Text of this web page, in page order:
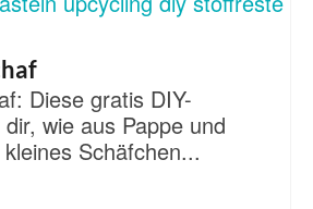
Diese gratis DIY-
wie aus Pappe und
Schäfchen...